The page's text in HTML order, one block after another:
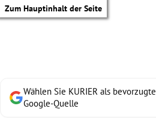
Zum Hauptinhalt der Seite
Wählen Sie KURIER als bevorzugte
Google-Quelle